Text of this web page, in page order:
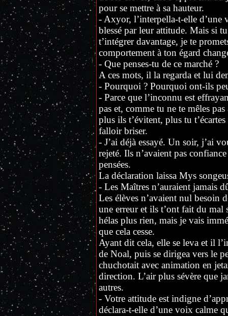
pour se mettre à sa hauteur.
- Axyor, l’interpella-t-elle d’une
blessé par leur attitude. Mais si
t’intégrer davantage, je te
comportement à ton égard
- Que penses-tu de ce marché ?
A ces mots, il la regarda et lui
- Pourquoi ? Pourquoi ont-ils
- Parce que l’inconnu est
pas et, comme tu ne te mêles
plus ils t’évitent, plus tu
falloir briser.
- J’ai déjà essayé. Un soir, j’ai
rejeté. Ils n’avaient pas
pensées.
La déclaration laissa Mys
- Les Maîtres n’auraient jamais
Les élèves n’avaient nul besoin
une erreur et ils t’ont fait du mal
hélas plus rien, mais je vais
que cela cesse.
Ayant dit cela, elle se leva et il
de Noal, puis se dirigea vers le
chuchotait avec animation en
direction. L’air plus sévère que
autres.
- Votre attitude est indigne
déclara-t-elle d’une voix calme